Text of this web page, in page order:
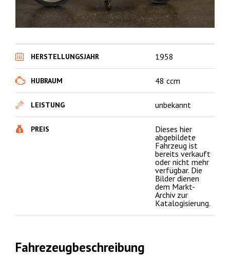
HERSTELLUNGSJAHR 1958
HUBRAUM 48 ccm
LEISTUNG unbekannt
PREIS
Dieses hier
abgebildete
Fahrzeug ist
bereits verkauft
oder nicht mehr
verfügbar. Die
Bilder dienen
dem Markt-
Archiv zur
Katalogisierung.
Fahrezeugbeschreibung